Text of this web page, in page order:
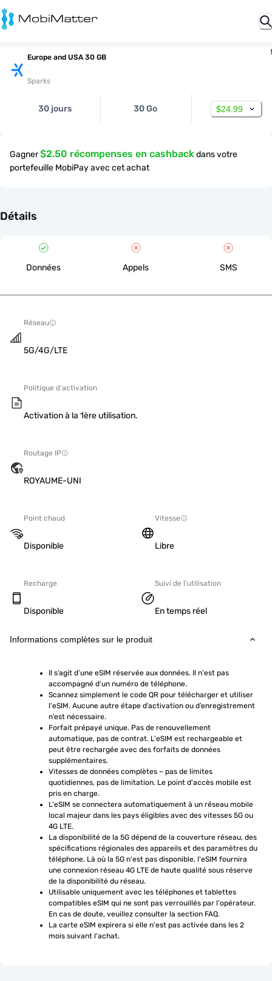
Europe and USA 30 GB
Sparks
30 jours 30 Go $24.99
Gagner$2.50 récompenses en cashbackdans votre
portefeuille MobiPay avec cet achat
Détails
Données Appels SMS
Réseau
5G/4G/LTE
Politique d'activation
Activation à la 1ère utilisation.
Routage IP
ROYAUME-UNI
Point chaud
Disponible
Vitesse
Libre
Recharge
Disponible
Suivi de l'utilisation
En temps réel
Informations complètes sur le produit
Il s’agit d’une eSIM réservée aux données. Il n'est pas
accompagné d'un numéro de téléphone.
Scannez simplement le code QR pour télécharger et utiliser
l'eSIM. Aucune autre étape d’activation ou d’enregistrement
n’est nécessaire.
Forfait prépayé unique. Pas de renouvellement
automatique, pas de contrat. L'eSIM est rechargeable et
peut être rechargée avec des forfaits de données
supplémentaires.
Vitesses de données complètes – pas de limites
quotidiennes, pas de limitation. Le point d'accès mobile est
pris en charge.
L'eSIM se connectera automatiquement à un réseau mobile
local majeur dans les pays éligibles avec des vitesses 5G ou
4G LTE.
La disponibilité de la 5G dépend de la couverture réseau, des
spécifications régionales des appareils et des paramètres du
téléphone. Là où la 5G n'est pas disponible, l'eSIM fournira
une connexion réseau 4G LTE de haute qualité sous réserve
de la disponibilité du réseau.
Utilisable uniquement avec les téléphones et tablettes
compatibles eSIM qui ne sont pas verrouillés par l'opérateur.
En cas de doute, veuillez consulter la section FAQ.
La carte eSIM expirera si elle n'est pas activée dans les 2
mois suivant l'achat.